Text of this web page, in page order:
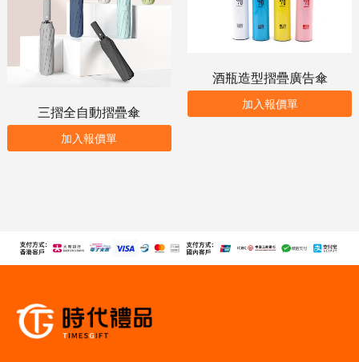
三摺全自動摺疊傘
加入報價單
酒瓶造型摺疊廣告傘
加入報價單